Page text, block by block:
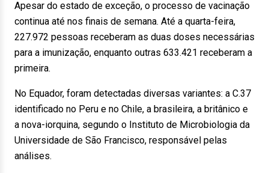
Apesar do estado de exceção, o processo de vacinação
continua até nos finais de semana. Até a quarta-feira,
227.972 pessoas receberam as duas doses necessárias
para a imunização, enquanto outras 633.421 receberam a
primeira.
No Equador, foram detectadas diversas variantes: a C.37
identificado no Peru e no Chile, a brasileira, a britânico e
a nova-iorquina, segundo o Instituto de Microbiologia da
Universidade de São Francisco, responsável pelas
análises.